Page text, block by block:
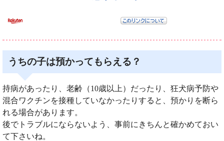
うちの子は預かってもらえる？
持病があったり、老齢（10歳以上）だったり、狂犬病予防や
混合ワクチンを接種していなかったりすると、預かりを断ら
れる場合があります。
後でトラブルにならないよう、事前にきちんと確かめておい
て下さいね。